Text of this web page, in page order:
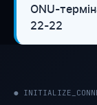
ONU-
22-22
●